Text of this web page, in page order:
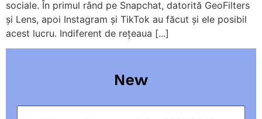
sociale. În primul rând pe Snapchat, datorită GeoFilters
și Lens, apoi Instagram și TikTok au făcut și ele posibil
acest lucru. Indiferent de rețeaua [...]